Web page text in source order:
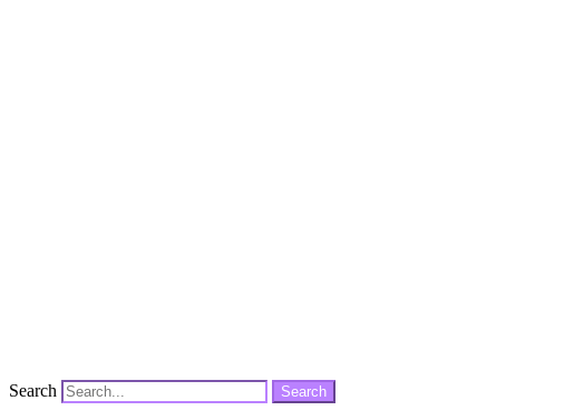
Search Search